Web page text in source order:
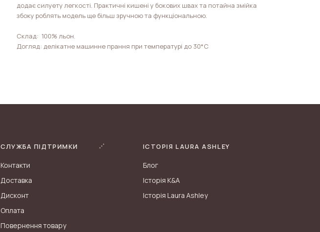
додає силуету легкості. Практичні кишені у бокових швах та потайна змійка
збоку роблять модель ще більш зручною та функціональною.
Склад: 100% льон.
Догляд: делікатне машинне прання при температурі до 30*С
СЛУЖБА ПІДТРИМКИ
Контакти
Доставка
Дисконт
Оплата
Повернення товару
ІСТОРІЯ LAURA ASHLEY
Блог
Історія K&A
Історія Laura Ashley